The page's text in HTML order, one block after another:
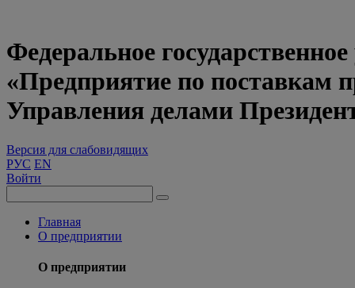
Федеральное
«Предприятие по поставкам
Управления делами
Версия для слабовидящих
РУС EN
Войти
Главная
О предприятии
О предприятии